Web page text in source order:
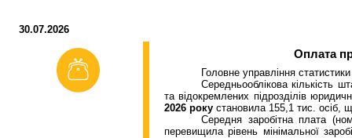
30.07.2026
Оплата
Головне управління
Середньооблікова кількість
та відокремлених підрозділів
2026 рокустановила 155,1 тис. осіб,
Середня заробітна плата
перевищила рівень мінімальної